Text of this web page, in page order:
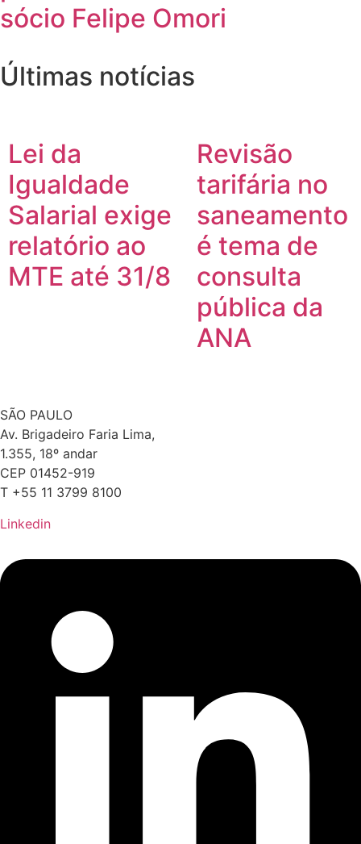
sócio Felipe Omori
Últimas notícias
Lei da
Igualdade
Salarial exige
relatório ao
MTE até 31/8
Revisão
tarifária no
saneamento
é tema de
consulta
pública da
ANA
SÃO PAULO
Av. Brigadeiro Faria Lima,
1.355, 18º andar
CEP 01452-919
T +55 11 3799 8100
Linkedin